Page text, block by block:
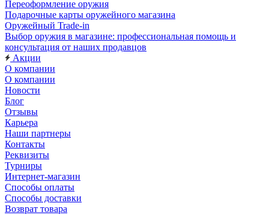
Переоформление оружия
Подарочные карты оружейного магазина
Оружейный Trade-in
Выбор оружия в магазине: профессиональная помощь и
консультация от наших продавцов
Акции
О компании
О компании
Новости
Блог
Отзывы
Карьера
Наши партнеры
Контакты
Реквизиты
Турниры
Интернет-магазин
Способы оплаты
Способы доставки
Возврат товара